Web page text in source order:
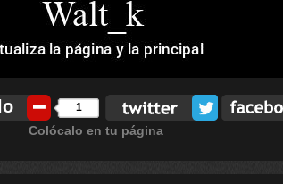
1
Colócalo en tu página